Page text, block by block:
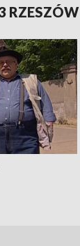
RZESZÓW